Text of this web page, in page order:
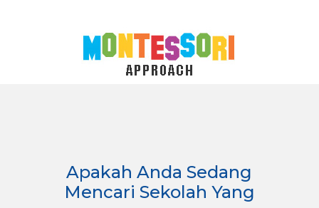
Apakah Anda Sedang
Mencari Sekolah Yang